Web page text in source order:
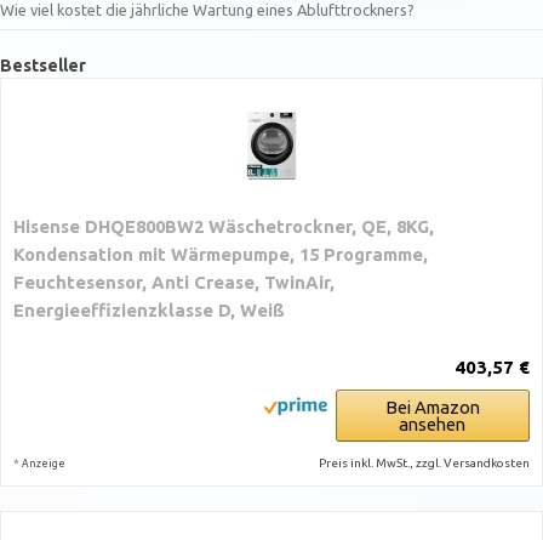
Wie viel kostet die jährliche Wartung eines Ablufttrockners?
Bestseller
Hisense DHQE800BW2 Wäschetrockner, QE, 8KG,
Kondensation mit Wärmepumpe, 15 Programme,
Feuchtesensor, Anti Crease, TwinAir,
Energieeffizienzklasse D, Weiß
403,57 €
Bei Amazon
ansehen
* Anzeige Preis inkl. MwSt., zzgl. Versandkosten